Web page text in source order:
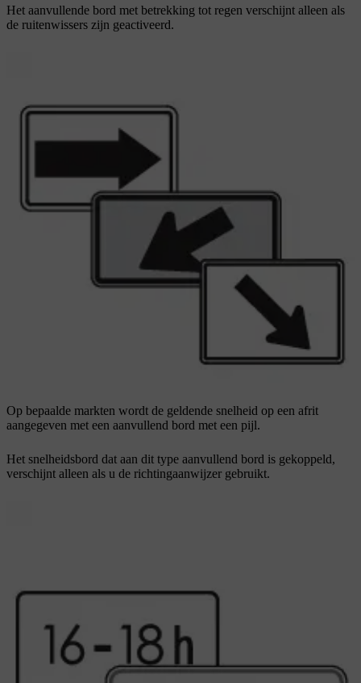
Het aanvullende bord met betrekking tot regen verschijnt alleen als
de ruitenwissers zijn geactiveerd.
Op bepaalde markten wordt de geldende snelheid op een afrit
aangegeven met een aanvullend bord met een pijl.
Het snelheidsbord dat aan dit type aanvullend bord is gekoppeld,
verschijnt alleen als u de richtingaanwijzer gebruikt.